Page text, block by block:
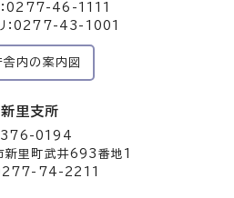
：0277-46-1111
リ：0277-43-1001
舎内の案内図
新里支所
376-0194
新里町武井693番地1
0277-74-2211